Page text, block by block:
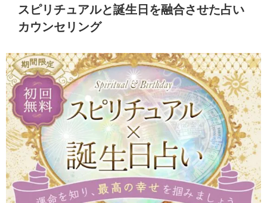
スピリチュアルと誕生日を融合させた占い
カウンセリング